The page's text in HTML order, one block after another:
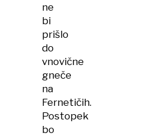
ne
bi
prišlo
do
vnovične
gneče
na
Fernetičih.
Postopek
bo